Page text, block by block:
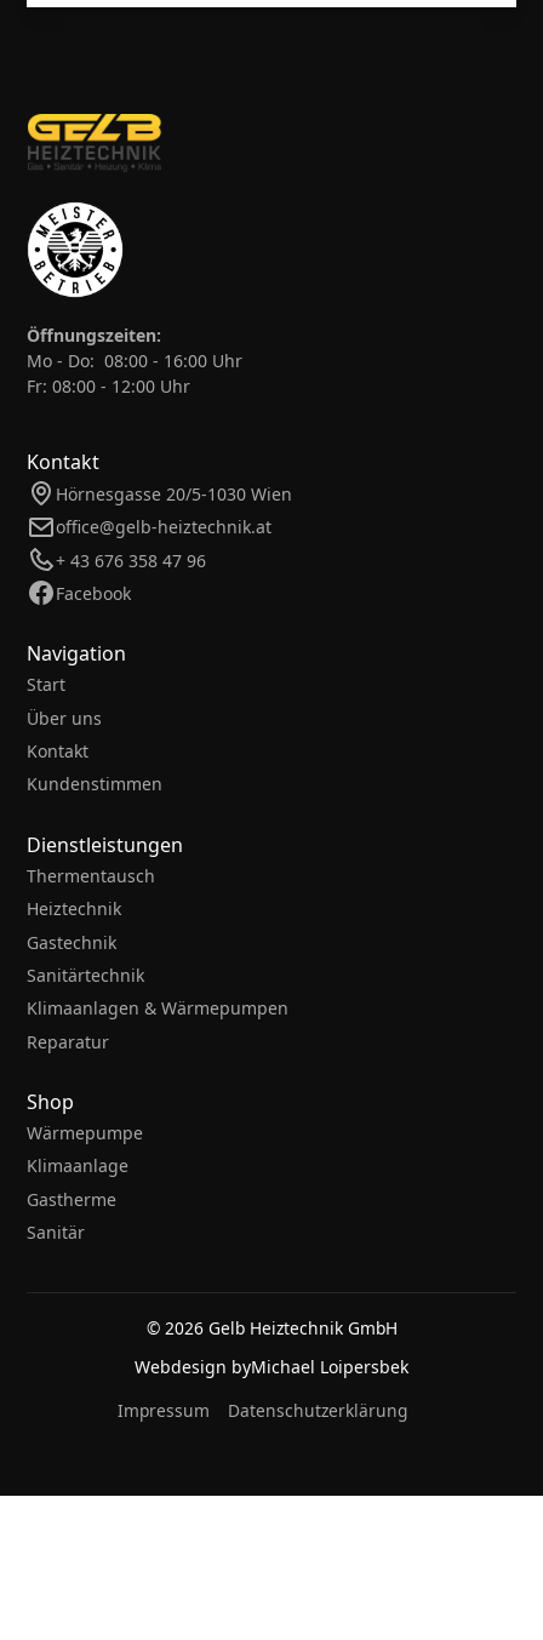
Öffnungszeiten:
Mo - Do: 08:00 - 16:00 Uhr
Fr: 08:00 - 12:00 Uhr
Kontakt
Hörnesgasse 20/5-1030 Wien
office@gelb-heiztechnik.at
+ 43 676 358 47 96
Facebook
Navigation
Start
Über uns
Kontakt
Kundenstimmen
Dienstleistungen
Thermentausch
Heiztechnik
Gastechnik
Sanitärtechnik
Klimaanlagen & Wärmepumpen
Reparatur
Shop
Wärmepumpe
Klimaanlage
Gastherme
Sanitär
© 2026 Gelb Heiztechnik GmbH
Webdesign byMichael Loipersbek
Impressum
Datenschutzerklärung